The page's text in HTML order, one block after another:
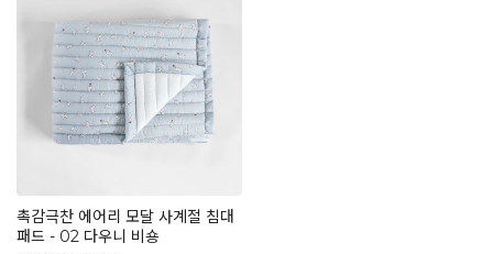
촉감극찬 에어리 모달 사계절 침대
패드 - 02 다우니 비숑